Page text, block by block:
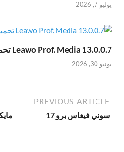
يوليو 7, 2026
Leawo Prof. Media 13.0.0.7 تحميل مجاني
يونيو 30, 2026
PREVIOUS ARTICLE
سوني فيغاس برو 17